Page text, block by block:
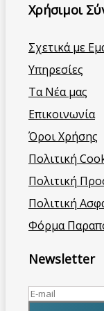
Χρήσιμοι
Σχετικά με
Υπηρεσίες
Τα Νέα μας
Επικοινωνία
Όροι Χρήσης
Πολιτική
Πολιτική
Πολιτική
Φόρμα
Newsletter